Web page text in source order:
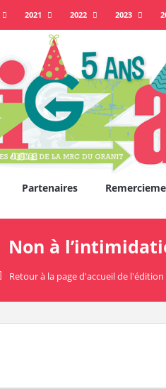
2021 2022 2023
Partenaires
Non à
Retour à la page d'accueil de